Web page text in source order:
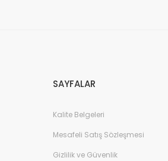
SAYFALAR
Kalite Belgeleri
Mesafeli Satış Sözleşmesi
Gizlilik ve Güvenlik